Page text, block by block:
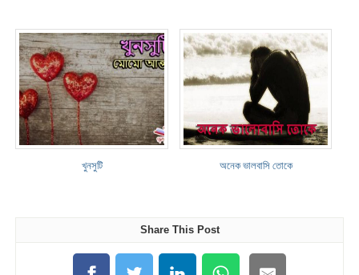
খুনসুটি অনেক ভালবাসি তোকে
Share This Post